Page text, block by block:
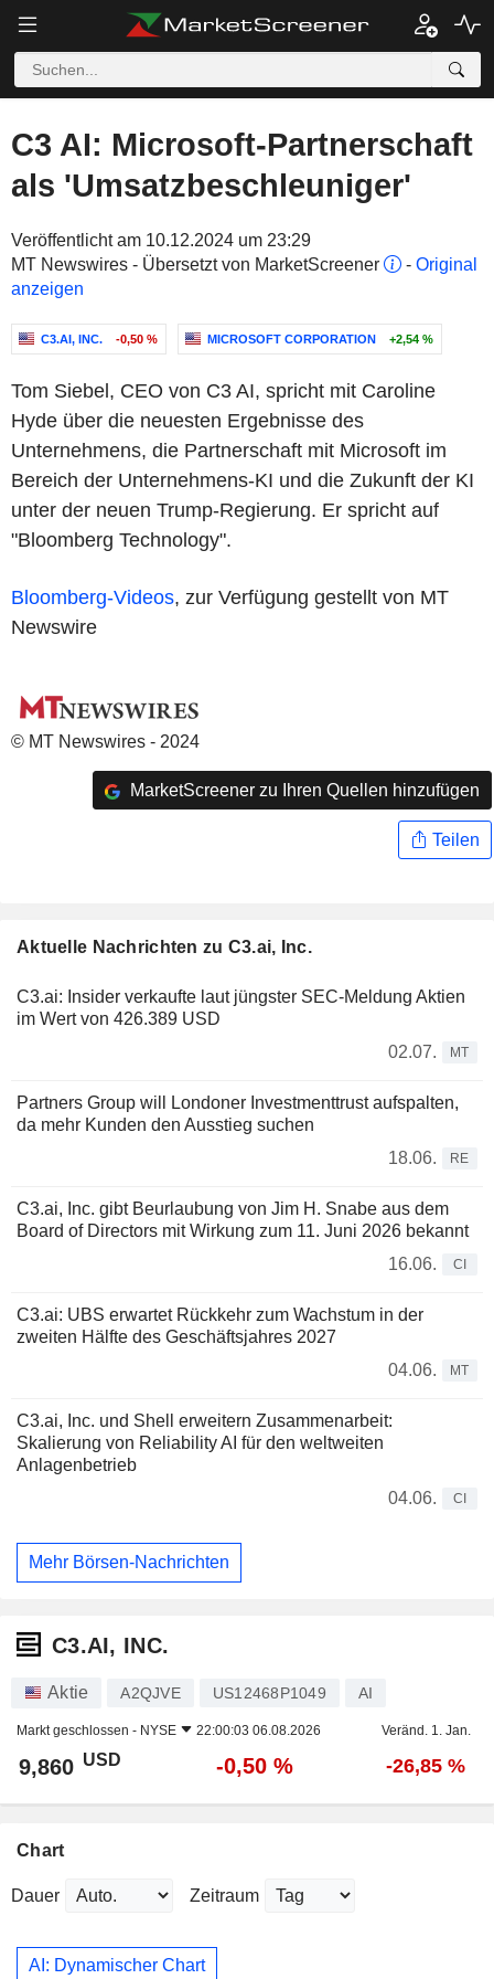
C3 AI: Microsoft-Partnerschaft
als 'Umsatzbeschleuniger'
Veröffentlicht am 10.12.2024 um 23:29
MT Newswires - Übersetzt von MarketScreener
- Original
anzeigen
C3.AI, INC. -0,50 % MICROSOFT CORPORATION +2,54 %
Tom Siebel, CEO von C3 AI, spricht mit Caroline
Hyde über die neuesten Ergebnisse des
Unternehmens, die Partnerschaft mit Microsoft im
Bereich der Unternehmens-KI und die Zukunft der KI
unter der neuen Trump-Regierung. Er spricht auf
"Bloomberg Technology".
Bloomberg-Videos, zur Verfügung gestellt von MT
Newswire
© MT Newswires - 2024
MarketScreener zu Ihren Quellen hinzufügen
Teilen
Aktuelle Nachrichten zu C3.ai, Inc.
C3.ai: Insider verkaufte laut jüngster SEC-Meldung Aktien
im Wert von 426.389 USD
02.07.
MT
Partners Group will Londoner Investmenttrust aufspalten,
da mehr Kunden den Ausstieg suchen
18.06.
RE
C3.ai, Inc. gibt Beurlaubung von Jim H. Snabe aus dem
Board of Directors mit Wirkung zum 11. Juni 2026 bekannt
16.06.
CI
C3.ai: UBS erwartet Rückkehr zum Wachstum in der
zweiten Hälfte des Geschäftsjahres 2027
04.06.
MT
C3.ai, Inc. und Shell erweitern Zusammenarbeit:
Skalierung von Reliability AI für den weltweiten
Anlagenbetrieb
04.06.
CI
Mehr Börsen-Nachrichten
C3.AI, INC.
Aktie A2QJVE US12468P1049 AI
Markt geschlossen - NYSE 22:00:03 06.08.2026 Veränd. 1. Jan.
9,860 USD -0,50 % -26,85 %
Chart
Dauer Zeitraum
AI: Dynamischer Chart